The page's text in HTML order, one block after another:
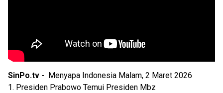
SinPo.tv -
Menyapa Indonesia Malam, 2 Maret 2026
1. Presiden Prabowo Temui Presiden Mbz